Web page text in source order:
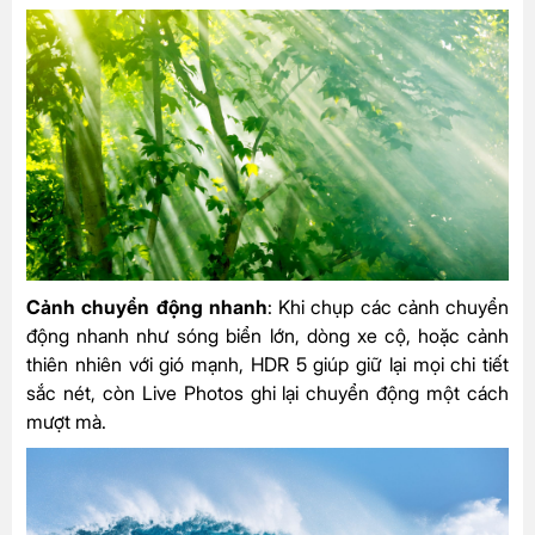
Cảnh chuyển động nhanh: Khi chụp các cảnh chuyển
động nhanh như sóng biển lớn, dòng xe cộ, hoặc cảnh
thiên nhiên với gió mạnh, HDR 5 giúp giữ lại mọi chi tiết
sắc nét, còn Live Photos ghi lại chuyển động một cách
mượt mà.